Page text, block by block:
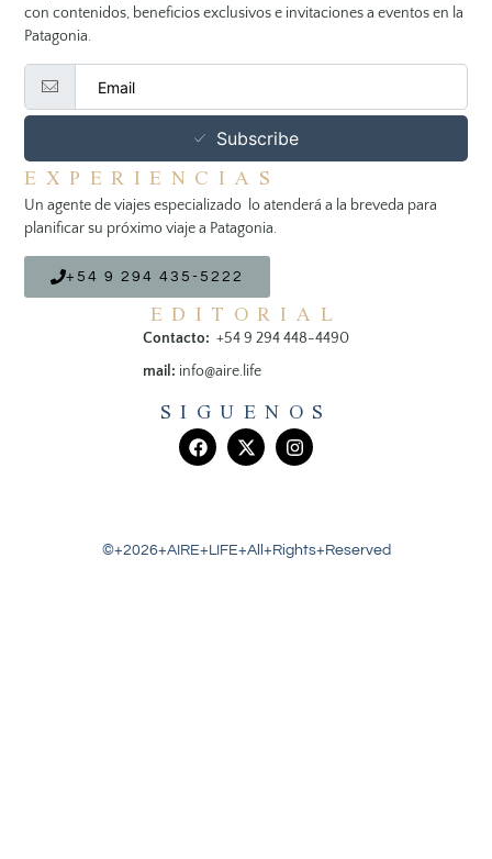
con contenidos, beneficios exclusivos e invitaciones a eventos en la
Patagonia.
Subscribe
EXPERIENCIAS
Un agente de viajes especializado lo atenderá a la breveda para
planificar su próximo viaje a Patagonia.
+54 9 294 435-5222
EDITORIAL
Contacto: +54 9 294 448-4490
mail: info@aire.life
SIGUENOS
©+2026+AIRE+LIFE+All+Rights+Reserved